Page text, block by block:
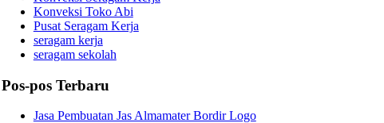
Konveksi Toko Abi
Pusat Seragam Kerja
seragam kerja
seragam sekolah
Pos-pos Terbaru
Jasa Pembuatan Jas Almamater Bordir Logo